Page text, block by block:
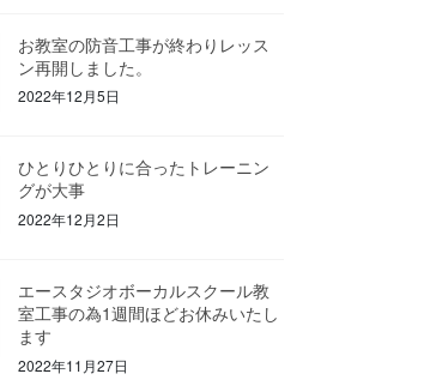
お教室の防音工事が終わりレッス
ン再開しました。
2022年12月5日
ひとりひとりに合ったトレーニン
グが大事
2022年12月2日
エースタジオボーカルスクール教
室工事の為1週間ほどお休みいたし
ます
2022年11月27日